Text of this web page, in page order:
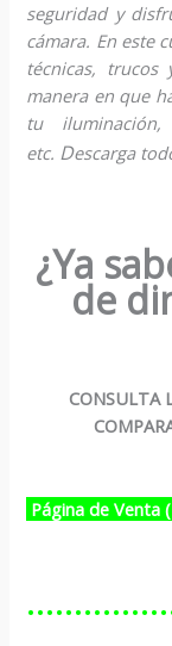
seguridad y
cámara. En este
técnicas, trucos
manera en que
tu
etc. Descarga
¿Ya
de
CONSULTA
Página de Venta